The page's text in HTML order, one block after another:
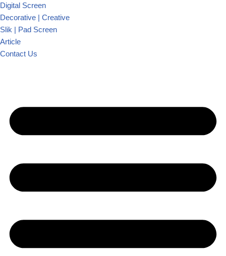
Digital Screen
Decorative | Creative
Slik | Pad Screen
Article
Contact Us